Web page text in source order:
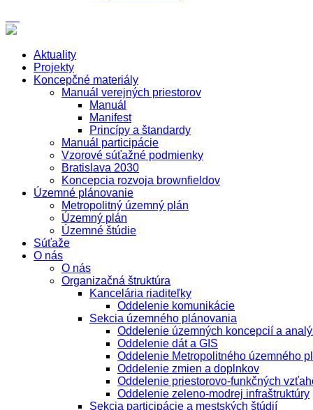
Aktuality
Projekty
Koncepčné materiály
Manuál verejných priestorov
Manuál
Manifest
Princípy a štandardy
Manuál participácie
Vzorové súťažné podmienky
Bratislava 2030
Koncepcia rozvoja brownfieldov
Územné plánovanie
Metropolitný územný plán
Územný plán
Územné štúdie
Súťaže
O nás
O nás
Organizačná štruktúra
Kancelária riaditeľky
Oddelenie komunikácie
Sekcia územného plánovania
Oddelenie územných koncepcií a
Oddelenie dát a GIS
Oddelenie Metropolitného územného
Oddelenie zmien a doplnkov
Oddelenie priestorovo-funkčných
Oddelenie zeleno-modrej infraštruktúry
Sekcia participácie a mestských štúdií